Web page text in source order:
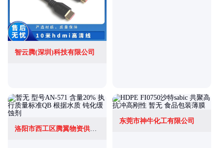
智云腾(深圳)科技有限公司
洛阳市西工区腾翼物资供应站
东莞市神牛化工有限公司